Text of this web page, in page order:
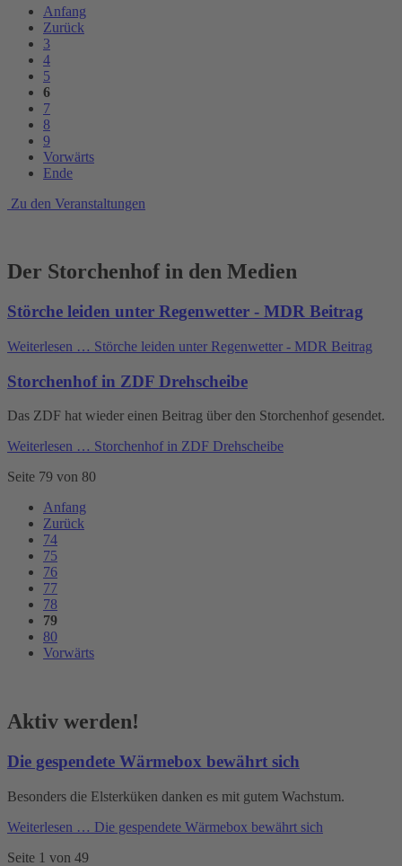
Anfang
Zurück
3
4
5
6
7
8
9
Vorwärts
Ende
Zu den Veranstaltungen
Der Storchenhof in den Medien
Störche leiden unter Regenwetter - MDR Beitrag
Weiterlesen … Störche leiden unter Regenwetter - MDR Beitrag
Storchenhof in ZDF Drehscheibe
Das ZDF hat wieder einen Beitrag über den Storchenhof gesendet.
Weiterlesen … Storchenhof in ZDF Drehscheibe
Seite 79 von 80
Anfang
Zurück
74
75
76
77
78
79
80
Vorwärts
Aktiv werden!
Die gespendete Wärmebox bewährt sich
Besonders die Elsterküken danken es mit gutem Wachstum.
Weiterlesen … Die gespendete Wärmebox bewährt sich
Seite 1 von 49